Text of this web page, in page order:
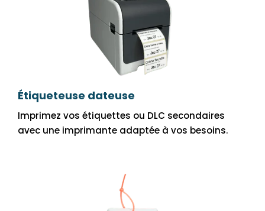
Étiqueteuse dateuse
Imprimez vos étiquettes ou DLC secondaires
avec une imprimante adaptée à vos besoins.